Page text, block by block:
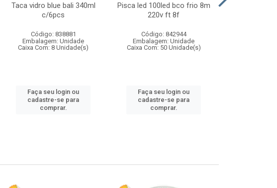
Taca vidro blue bali 340ml
c/6pcs
Código: 838881
Embalagem: Unidade
Caixa Com: 8 Unidade(s)
Faça seu login ou
cadastre-se para
comprar.
Pisca led 100led bco frio 8m
220v ft 8f
Código: 842944
Embalagem: Unidade
Caixa Com: 50 Unidade(s)
Faça seu login ou
cadastre-se para
comprar.